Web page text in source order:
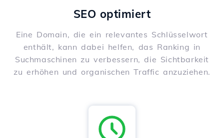
SEO optimiert
Eine Domain, die ein relevantes Schlüsselwort
enthält, kann dabei helfen, das Ranking in
Suchmaschinen zu verbessern, die Sichtbarkeit
zu erhöhen und organischen Traffic anzuziehen.